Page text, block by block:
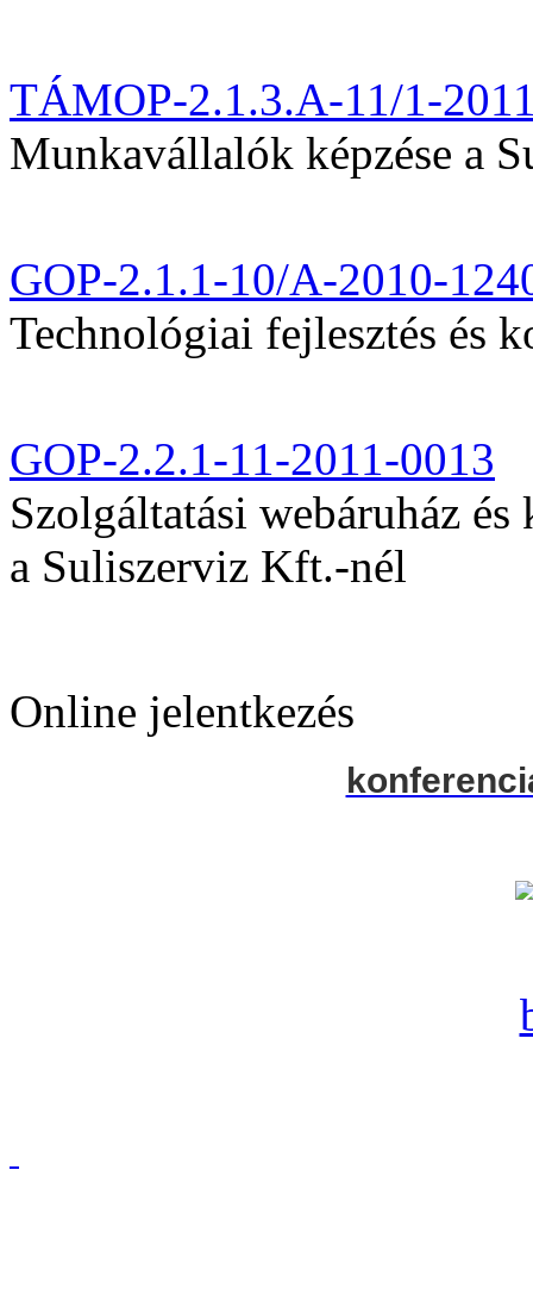
TÁMOP-2.1.3.A-11/1-
Munkavállalók képzése a
GOP-2.1.1-10/A-2010-
Technológiai fejlesztés és
GOP-2.2.1-11-2011-0013
Szolgáltatási webáruház
a Suliszerviz Kft.-nél
Online jelentkezés